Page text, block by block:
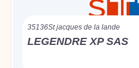
35136St jacques de la lande
LEGENDRE XP SAS